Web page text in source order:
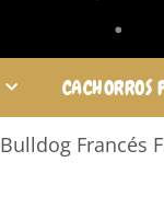
Bulldog Francés